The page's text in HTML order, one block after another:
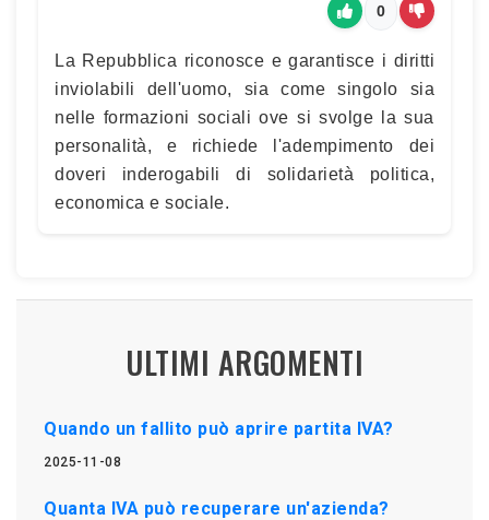
0
La Repubblica riconosce e garantisce i diritti
inviolabili dell'uomo, sia come singolo sia
nelle formazioni sociali ove si svolge la sua
personalità, e richiede l'adempimento dei
doveri inderogabili di solidarietà politica,
economica e sociale.
ULTIMI ARGOMENTI
Quando un fallito può aprire partita IVA?
2025-11-08
Quanta IVA può recuperare un'azienda?